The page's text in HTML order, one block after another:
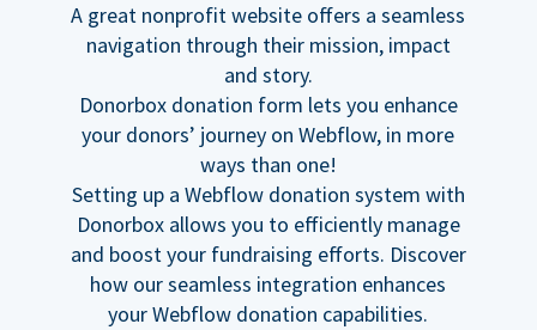
A great nonprofit website offers a seamless
navigation through their mission, impact
and story.
Donorbox donation form lets you enhance
your donors’ journey on Webflow, in more
ways than one!
Setting up a Webflow donation system with
Donorbox allows you to efficiently manage
and boost your fundraising efforts. Discover
how our seamless integration enhances
your Webflow donation capabilities.